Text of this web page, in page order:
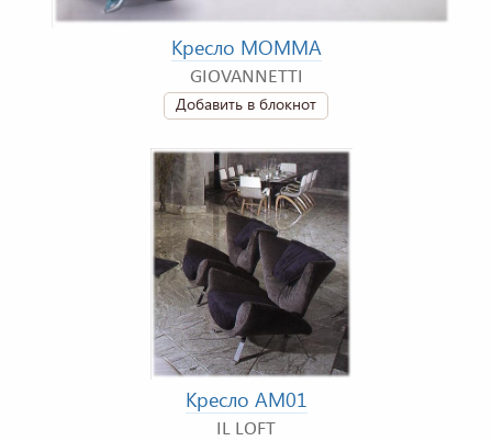
Кресло MOMMA
GIOVANNETTI
Добавить в блокнот
Кресло AM01
IL LOFT